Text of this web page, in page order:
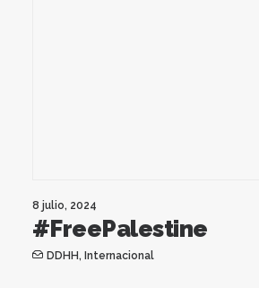
8 julio, 2024
#FreePalestine
DDHH, Internacional